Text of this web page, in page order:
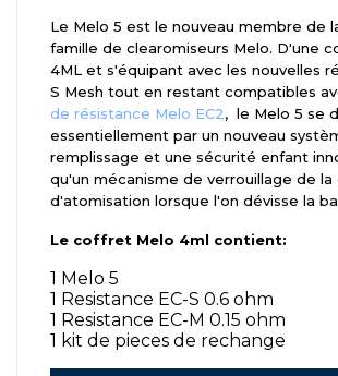
Le Melo 5 est le nouveau membre de
famille de clearomiseurs Melo. D'une
4ML et s'équipant avec les nouvelles
S Mesh tout en restant compatibles
de résistance Melo EC2, le Melo 5 se
essentiellement par un nouveau
remplissage et une sécurité enfant
qu'un mécanisme de verrouillage de la
d'atomisation lorsque l'on dévisse la
Le coffret Melo 4ml contient:
1 Melo 5
1 Resistance EC-S 0.6 ohm
1 Resistance EC-M 0.15 ohm
1 kit de pieces de rechange